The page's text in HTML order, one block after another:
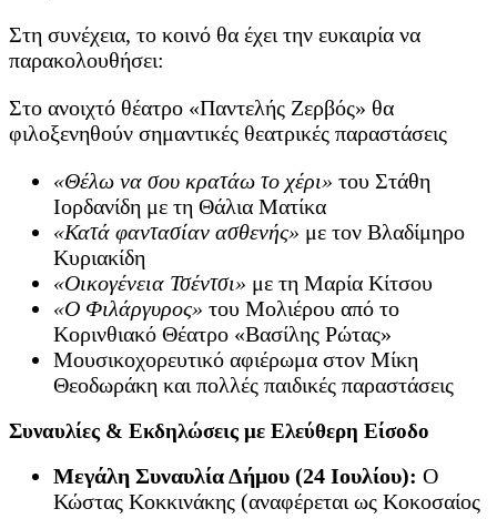
Στη συνέχεια, το κοινό θα έχει την ευκαιρία να
παρακολουθήσει:
Στο ανοιχτό θέατρο «Παντελής Ζερβός» θα
φιλοξενηθούν σημαντικές θεατρικές παραστάσεις
«Θέλω να σου κρατάω το χέρι» του Στάθη
Ιορδανίδη με τη Θάλια Ματίκα
«Κατά φαντασίαν ασθενής» με τον Βλαδίμηρο
Κυριακίδη
«Οικογένεια Τσέντσι» με τη Μαρία Κίτσου
«Ο Φιλάργυρος» του Μολιέρου από το
Κορινθιακό Θέατρο «Βασίλης Ρώτας»
Μουσικοχορευτικό αφιέρωμα στον Μίκη
Θεοδωράκη και πολλές παιδικές παραστάσεις
Συναυλίες & Εκδηλώσεις με Ελεύθερη Είσοδο
Μεγάλη Συναυλία Δήμου (24 Ιουλίου): Ο
Κώστας Κοκκινάκης (αναφέρεται ως Κοκοσαίος